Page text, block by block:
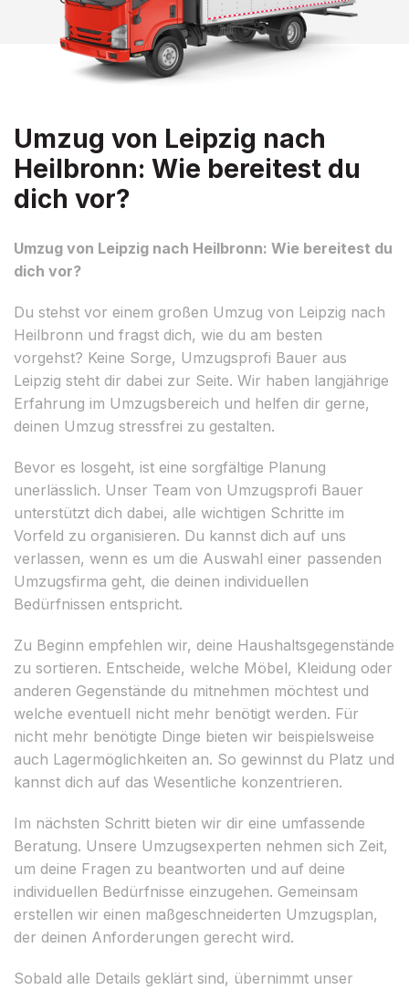
Umzug von Leipzig nach
Heilbronn: Wie bereitest du
dich vor?
Umzug von Leipzig nach Heilbronn: Wie bereitest du
dich vor?
Du stehst vor einem großen Umzug von Leipzig nach
Heilbronn und fragst dich, wie du am besten
vorgehst? Keine Sorge, Umzugsprofi Bauer aus
Leipzig steht dir dabei zur Seite. Wir haben langjährige
Erfahrung im Umzugsbereich und helfen dir gerne,
deinen Umzug stressfrei zu gestalten.
Bevor es losgeht, ist eine sorgfältige Planung
unerlässlich. Unser Team von Umzugsprofi Bauer
unterstützt dich dabei, alle wichtigen Schritte im
Vorfeld zu organisieren. Du kannst dich auf uns
verlassen, wenn es um die Auswahl einer passenden
Umzugsfirma geht, die deinen individuellen
Bedürfnissen entspricht.
Zu Beginn empfehlen wir, deine Haushaltsgegenstände
zu sortieren. Entscheide, welche Möbel, Kleidung oder
anderen Gegenstände du mitnehmen möchtest und
welche eventuell nicht mehr benötigt werden. Für
nicht mehr benötigte Dinge bieten wir beispielsweise
auch Lagermöglichkeiten an. So gewinnst du Platz und
kannst dich auf das Wesentliche konzentrieren.
Im nächsten Schritt bieten wir dir eine umfassende
Beratung. Unsere Umzugsexperten nehmen sich Zeit,
um deine Fragen zu beantworten und auf deine
individuellen Bedürfnisse einzugehen. Gemeinsam
erstellen wir einen maßgeschneiderten Umzugsplan,
der deinen Anforderungen gerecht wird.
Sobald alle Details geklärt sind, übernimmt unser